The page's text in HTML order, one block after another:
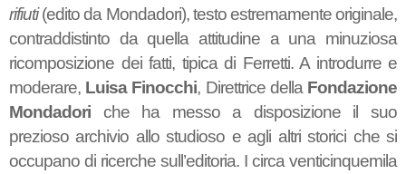
rifiuti(edito da Mondadori), testo estremamente originale,
contraddistinto da quella attitudine a una minuziosa
ricomposizione dei fatti, tipica di Ferretti. A introdurre e
moderare, Luisa Finocchi, Direttrice della Fondazione
Mondadori che ha messo a disposizione il suo
prezioso archivio allo studioso e agli altri storici che si
occupano di ricerche sull’editoria. I circa venticinquemila